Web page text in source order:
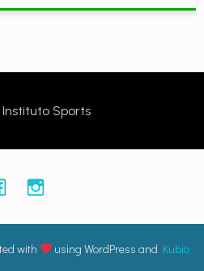
Sports
with using WordPress and Kubio